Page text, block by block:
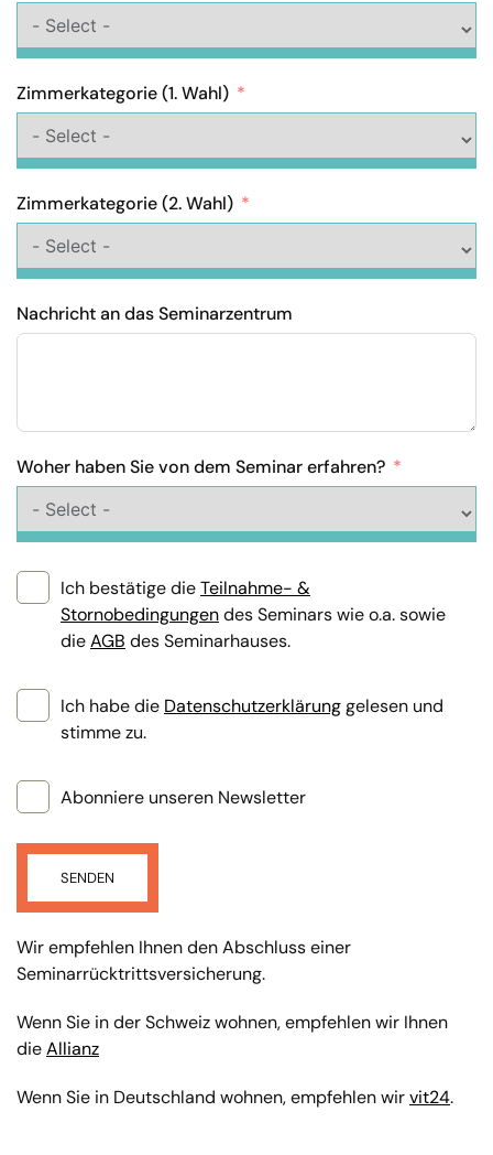
Zimmerkategorie (1. Wahl)
Zimmerkategorie (2. Wahl)
Nachricht an das Seminarzentrum
Woher haben Sie von dem Seminar erfahren?
Ich bestätige dieTeilnahme- &
Stornobedingungendes Seminars wie o.a. sowie
dieAGB des Seminarhauses.
Ich habe die Datenschutzerklärunggelesen und
stimme zu.
Abonniere unseren Newsletter
SENDEN
Wir empfehlen Ihnen den Abschluss einer
Seminarrücktrittsversicherung.
Wenn Sie in der Schweiz wohnen, empfehlen wir Ihnen
dieAllianz
Wenn Sie in Deutschland wohnen, empfehlen wirvit24.